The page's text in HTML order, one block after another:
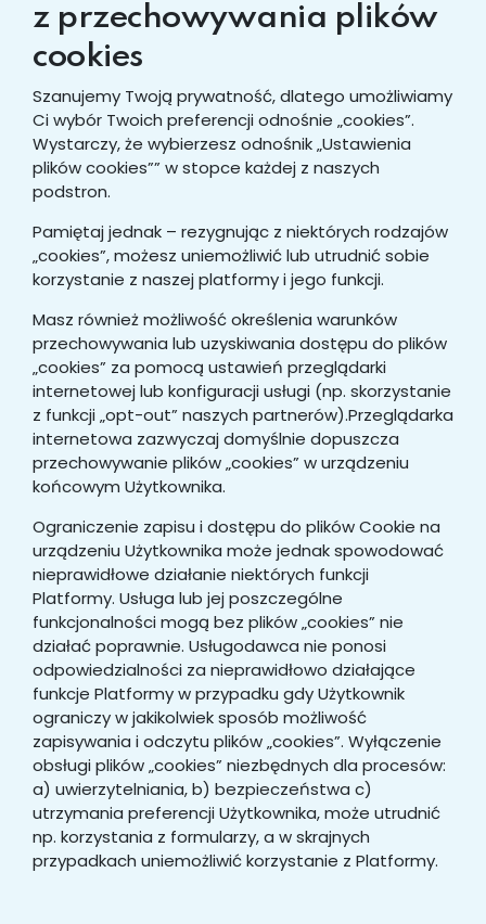
z przechowywania plików
cookies
Szanujemy Twoją prywatność, dlatego umożliwiamy
Ci wybór Twoich preferencji odnośnie „cookies”.
Wystarczy, że wybierzesz odnośnik „Ustawienia
plików cookies”” w stopce każdej z naszych
podstron.
Pamiętaj jednak – rezygnując z niektórych rodzajów
„cookies”, możesz uniemożliwić lub utrudnić sobie
korzystanie z naszej platformy i jego funkcji.
Masz również możliwość określenia warunków
przechowywania lub uzyskiwania dostępu do plików
„cookies” za pomocą ustawień przeglądarki
internetowej lub konfiguracji usługi (np. skorzystanie
z funkcji „opt-out” naszych partnerów).Przeglądarka
internetowa zazwyczaj domyślnie dopuszcza
przechowywanie plików „cookies” w urządzeniu
końcowym Użytkownika.
Ograniczenie zapisu i dostępu do plików Cookie na
urządzeniu Użytkownika może jednak spowodować
nieprawidłowe działanie niektórych funkcji
Platformy. Usługa lub jej poszczególne
funkcjonalności mogą bez plików „cookies” nie
działać poprawnie. Usługodawca nie ponosi
odpowiedzialności za nieprawidłowo działające
funkcje Platformy w przypadku gdy Użytkownik
ograniczy w jakikolwiek sposób możliwość
zapisywania i odczytu plików „cookies”. Wyłączenie
obsługi plików „cookies” niezbędnych dla procesów:
a) uwierzytelniania, b) bezpieczeństwa c)
utrzymania preferencji Użytkownika, może utrudnić
np. korzystania z formularzy, a w skrajnych
przypadkach uniemożliwić korzystanie z Platformy.